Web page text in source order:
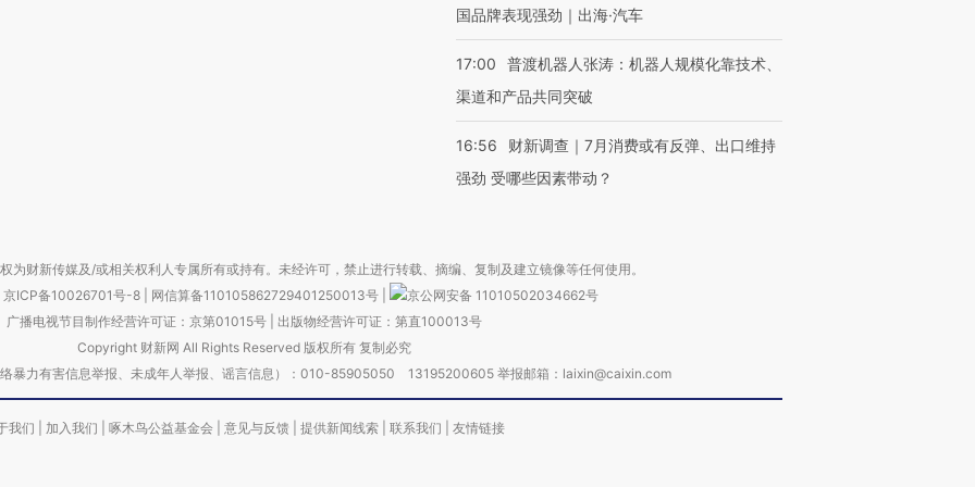
国品牌表现强劲｜出海·汽车
17:00
普渡机器人张涛：机器人规模化靠技术、
渠道和产品共同突破
16:56
财新调查｜7月消费或有反弹、出口维持
强劲 受哪些因素带动？
为财新传媒及/或相关权利人专属所有或持有。未经许可，禁止进行转载、摘编、复制及建立镜像等任何使用。
京ICP备10026701号-8
网信算备110105862729401250013号
京公网安备 11010502034662号
广播电视节目制作经营许可证：京第01015号| 出版物经营许可证：第直100013号
Copyright 财新网 All Rights Reserved 版权所有 复制必究
暴力有害信息举报、未成年人举报、谣言信息）：010-85905050 13195200605 举报邮箱：laixin@caixin.com
我们 加入我们 啄木鸟公益基金会 意见与反馈 提供新闻线索 联系我们 友情链接